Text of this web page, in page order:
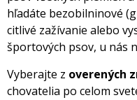
hľadáte bezobilninové
citlivé zažívanie alebo
športových psov, u nás
Vyberajte z overených
chovatelia po celom